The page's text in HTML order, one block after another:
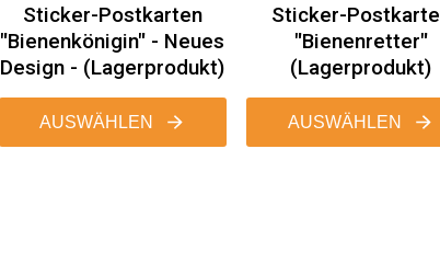
Sticker-Postkarten
"Bienenkönigin" - Neues
Design - (Lagerprodukt)
AUSWÄHLEN
Sticker-
"Bienenretter"
(Lagerprodukt)
AUSWÄHLEN